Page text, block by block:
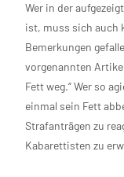
Wer in der
ist, muss sich auch
Bemerkungen
vorgenannten
Fett weg.“ Wer so
einmal sein Fett
Strafanträgen zu
Kabarettisten zu